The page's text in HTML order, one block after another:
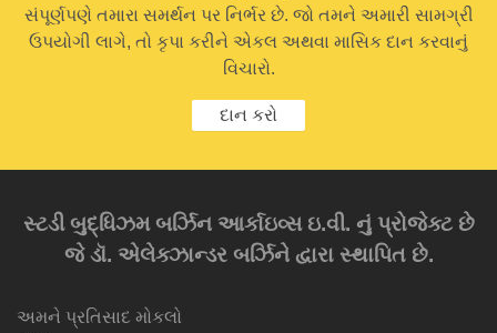
સંપૂર્ણપણે તમારા સમર્થન પર નિર્ભર છે. જો તમને અમારી સામગ્રી
ઉપયોગી લાગે, તો કૃપા કરીને એકલ અથવા માસિક દાન કરવાનું
વિચારો.
દાન કરો
સ્ટડી બુદ્ધિઝમ બર્ઝિન આર્કાઇવ્સ ઇ.વી. નું પ્રોજેક્ટ છે
જે ડૉ. એલેક્ઝાન્ડર બર્ઝિને દ્વારા સ્થાપિત છે.
અમને પ્રતિસાદ મોકલો